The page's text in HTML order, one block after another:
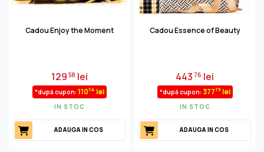
Cadou Enjoy the Moment
12958 lei
*după cupon: 11014 lei
IN STOC
ADAUGA IN COS
Cadou Essence of Beauty
443 76 lei
*după cupon: 37719 lei
IN STOC
ADAUGA IN COS